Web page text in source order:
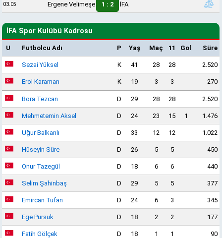
03.05 Ergene Velimeşe 1 : 2 İFA
İFA Spor Kulübü Kadrosu
U Futbolcu Adı P Yaş Maç 11 Gol Süre
Sezai Yüksel K 41 28 28 2.520
Erol Karaman K 19 3 3 270
Bora Tezcan D 29 28 28 2.520
Mehmetemin Aksel D 24 23 15 1 1.476
Uğur Balkanlı D 33 12 12 1.022
Hüseyin Süre D 26 5 5 450
Onur Tazegül D 18 6 6 440
Selim Şahinbaş D 29 5 5 377
Emircan Tufan D 24 6 3 345
Ege Pursuk D 18 2 2 177
Fatih Gölçek D 18 1 1 90